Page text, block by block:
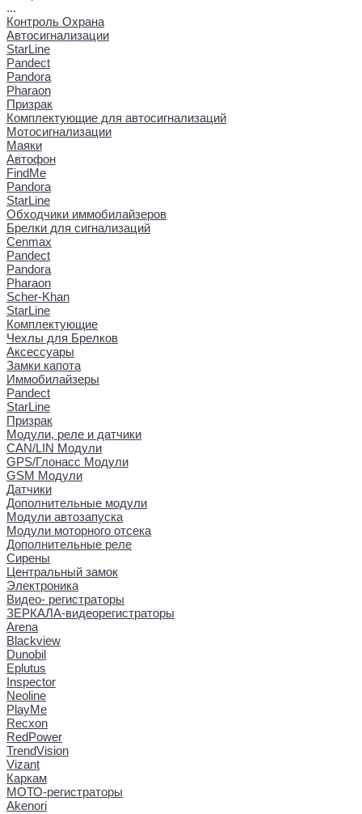
...
Контроль Охрана
Автосигнализации
StarLine
Pandect
Pandora
Pharaon
Призрак
Комплектующие для автосигнализаций
Мотосигнализации
Маяки
Автофон
FindMe
Pandora
StarLine
Обходчики иммобилайзеров
Брелки для сигнализаций
Cenmax
Pandect
Pandora
Pharaon
Scher-Khan
StarLine
Комплектующие
Чехлы для Брелков
Аксессуары
Замки капота
Иммобилайзеры
Pandect
StarLine
Призрак
Модули, реле и датчики
CAN/LIN Модули
GPS/Глонасс Модули
GSM Модули
Датчики
Дополнительные модули
Модули автозапуска
Модули моторного отсека
Дополнительные реле
Сирены
Центральный замок
Электроника
Видео- регистраторы
ЗЕРКАЛА-видеорегистраторы
Arena
Blackview
Dunobil
Eplutus
Inspector
Neoline
PlayMe
Recxon
RedPower
TrendVision
Vizant
Каркам
МОТО-регистраторы
Akenori